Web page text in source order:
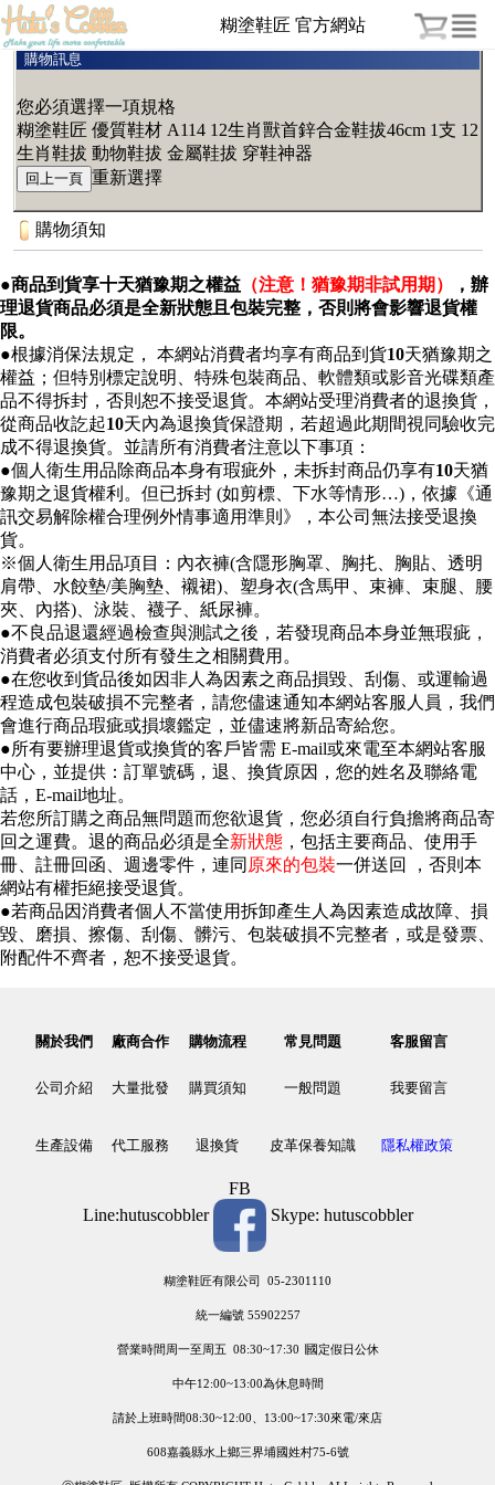
糊塗鞋匠 官方網站
購物訊息
您必須選擇一項規格
糊塗鞋匠 優質鞋材 A114 12生肖獸首鋅合金鞋拔46cm 1支 12
生肖鞋拔 動物鞋拔 金屬鞋拔 穿鞋神器
重新選擇
購物須知
●商品到貨享十天猶豫期之權益 （注意！猶豫期非試用期）
，辦
理退貨商品必須是全新狀態且包裝完整，否則將會影響退貨權
限。
●根據消保法規定， 本網站消費者均享有商品到貨10天猶豫期之
權益；但特別標定說明、特殊包裝商品、軟體類或影音光碟類產
品不得拆封，否則恕不接受退貨。本網站受理消費者的退換貨，
從商品收訖起10天內為退換貨保證期，若超過此期間視同驗收完
成不得退換貨。並請所有消費者注意以下事項：
●個人衛生用品除商品本身有瑕疵外，未拆封商品仍享有10天猶
豫期之退貨權利。但已拆封 (如剪標、下水等情形…)，依據《通
訊交易解除權合理例外情事適用準則》，本公司無法接受退換
貨。
※個人衛生用品項目：內衣褲(含隱形胸罩、胸扥、胸貼、透明
肩帶、水餃墊/美胸墊、襯裙)、塑身衣(含馬甲、束褲、束腿、腰
夾、內搭)、泳裝、襪子、紙尿褲。
●不良品退還經過檢查與測試之後，若發現商品本身並無瑕疵，
消費者必須支付所有發生之相關費用。
●在您收到貨品後如因非人為因素之商品損毀、刮傷、或運輸過
程造成包裝破損不完整者，請您儘速通知本網站客服人員，我們
會進行商品瑕疵或損壞鑑定，並儘速將新品寄給您。
●所有要辦理退貨或換貨的客戶皆需 E-mail或來電至本網站客服
中心，並提供：訂單號碼，退、換貨原因，您的姓名及聯絡電
話，E-mail地址。
若您所訂購之商品無問題而您欲退貨，您必須自行負擔將商品寄
回之運費。退的商品必須是全新狀態 ，包括主要商品、使用手
冊、註冊回函、週邊零件，連同 原來的包裝一併送回 ，否則本
網站有權拒絕接受退貨。
●若商品因消費者個人不當使用拆卸產生人為因素造成故障、損
毀、磨損、擦傷、刮傷、髒污、包裝破損不完整者，或是發票、
附配件不齊者，恕不接受退貨。
關於我們 廠商合作 購物流程 常見問題 客服留言
公司介紹 大量批發 購買須知 一般問題 我要留言
生產設備 代工服務 退換貨 皮革保養知識 隱私權政策
Line:hutuscobbler
FB
Skype: hutuscobbler
糊塗鞋匠有限公司 05-2301110
統一編號 55902257
營業時間周一至周五 08:30~17:30 ∣國定假日公休
中午12:00~13:00為休息時間
請於上班時間08:30~12:00、13:00~17:30來電/來店
608嘉義縣水上鄉三界埔國姓村75-6號